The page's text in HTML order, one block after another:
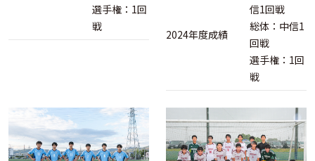
選手権：1回
戦
2024年度成績
信1回戦
総体：中信1
回戦
選手権：1回
戦